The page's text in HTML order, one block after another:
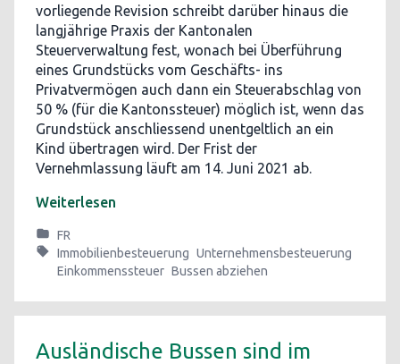
vorliegende Revision schreibt darüber hinaus die
langjährige Praxis der Kantonalen
Steuerverwaltung fest, wonach bei Überführung
eines Grundstücks vom Geschäfts- ins
Privatvermögen auch dann ein Steuerabschlag von
50 % (für die Kantonssteuer) möglich ist, wenn das
Grundstück anschliessend unentgeltlich an ein
Kind übertragen wird. Der Frist der
Vernehmlassung läuft am 14. Juni 2021 ab.
Weiterlesen
FR
Immobilienbesteuerung Unternehmensbesteuerung
Einkommenssteuer Bussen abziehen
Ausländische Bussen sind im